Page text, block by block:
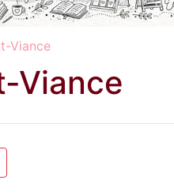
Viance
Viance